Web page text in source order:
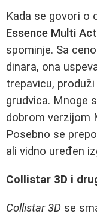
Kada se govori o
Essence Multi
spominje. Sa
dinara, ona
trepavicu,
grudvica. Mnoge
dobrom verzijom
Posebno se
ali vidno uređen
Collistar 3D i
Collistar 3D se